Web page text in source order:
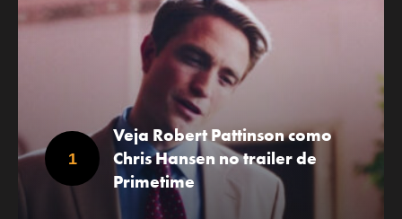
Veja Robert Pattinson como
Chris Hansen no trailer de
Primetime